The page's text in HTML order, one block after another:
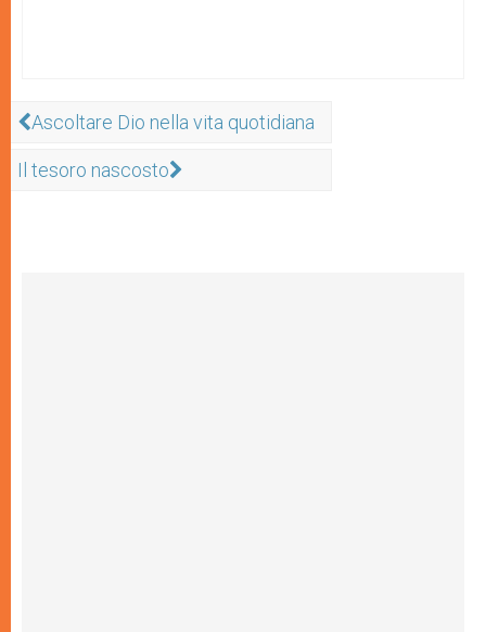
Ascoltare Dio nella vita quotidiana
Il tesoro nascosto